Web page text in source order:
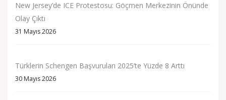
New Jersey’de ICE Protestosu: Göçmen Merkezinin Önünde
Olay Çıktı
31 Mayıs 2026
Türklerin Schengen Başvuruları 2025’te Yüzde 8 Arttı
30 Mayıs 2026